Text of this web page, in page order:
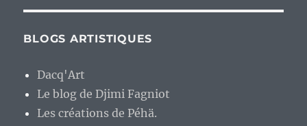
BLOGS ARTISTIQUES
Dacq'Art
Le blog de Djimi Fagniot
Les créations de Péhä.